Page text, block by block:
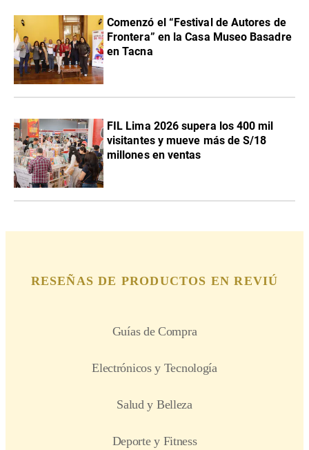
Comenzó el “Festival de Autores de
Frontera” en la Casa Museo Basadre
en Tacna
FIL Lima 2026 supera los 400 mil
visitantes y mueve más de S/18
millones en ventas